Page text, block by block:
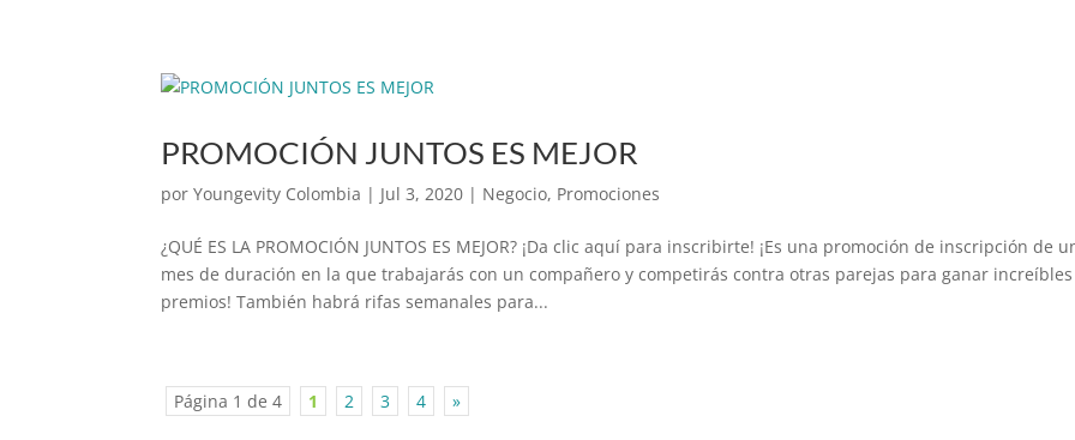
PROMOCIÓN JUNTOS ES MEJOR
porYoungevity Colombia | Jul 3, 2020 | Negocio, Promociones
¿QUÉ ES LA PROMOCIÓN JUNTOS ES MEJOR? ¡Da clic aquí para inscribirte! ¡Es una promoción de inscripción de
mes de duración en la que trabajarás con un compañero y competirás contra otras parejas para ganar increíbles
premios! También habrá rifas semanales para...
Página 1 de 4 1 2 3 4 »